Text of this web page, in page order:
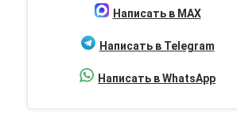
Написать в MAX
Написать в Telegram
Написать в WhatsApp